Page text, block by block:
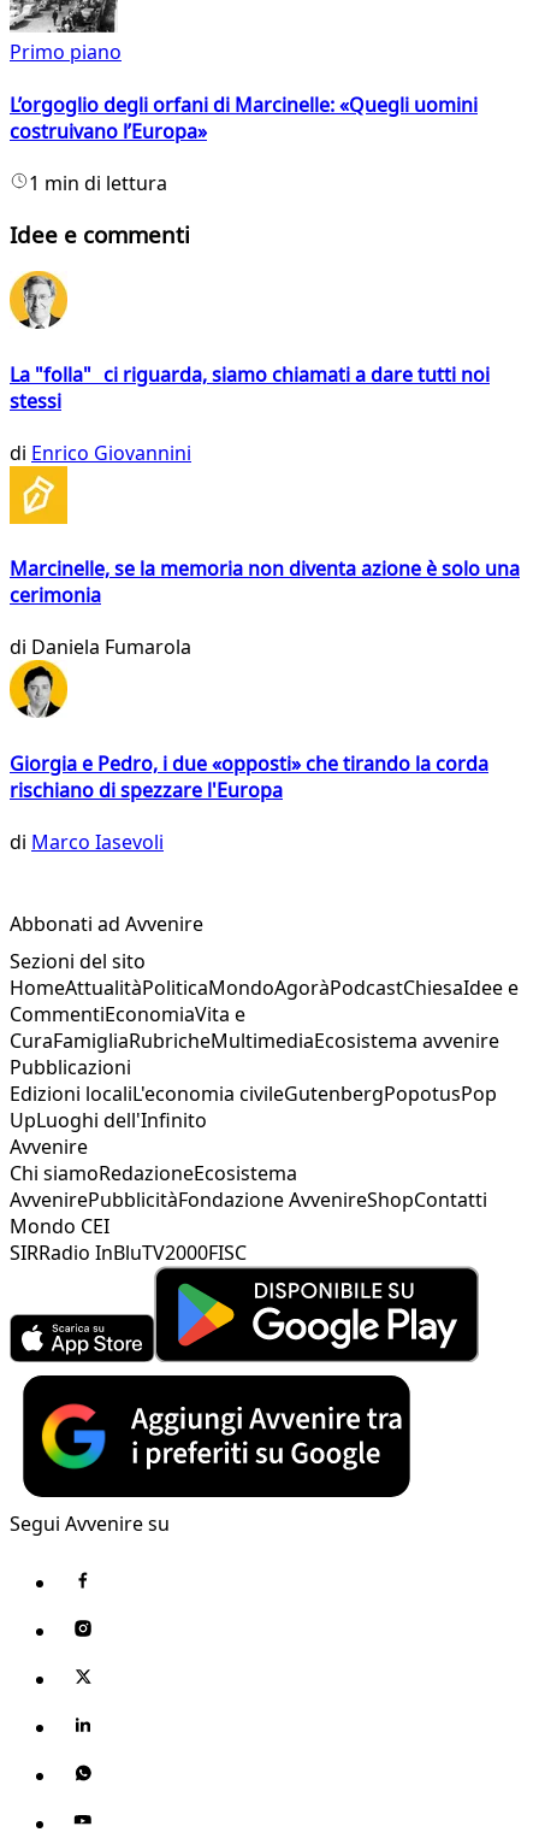
Primo piano
L’orgoglio degli orfani di Marcinelle: «Quegli uomini
costruivano l’Europa»
1 min di lettura
Idee e commenti
La "folla" ci riguarda, siamo chiamati a dare tutti noi
stessi
di Enrico Giovannini
Marcinelle, se la memoria non diventa azione è solo una
cerimonia
di Daniela Fumarola
Giorgia e Pedro, i due «opposti» che tirando la corda
rischiano di spezzare l'Europa
di Marco Iasevoli
Abbonati ad Avvenire
Sezioni del sito
HomeAttualitàPoliticaMondoAgoràPodcastChiesaIdee e
CommentiEconomiaVita e
CuraFamigliaRubricheMultimediaEcosistema avvenire
Pubblicazioni
Edizioni localiL'economia civileGutenbergPopotusPop
UpLuoghi dell'Infinito
Avvenire
Chi siamoRedazioneEcosistema
AvvenirePubblicitàFondazione AvvenireShopContatti
Mondo CEI
SIRRadio InBluTV2000FISC
Segui Avvenire su